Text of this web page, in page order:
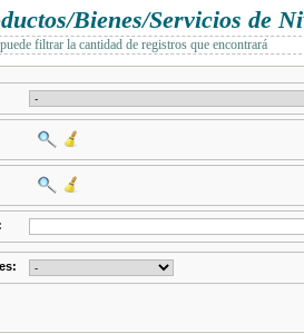
Bienes/Servicios de
filtrar la cantidad de registros que encontrará